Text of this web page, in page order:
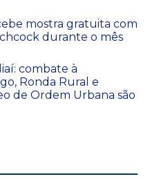
mostra gratuita com
durante o mês
combate à
Ronda Rural e
de Ordem Urbana são